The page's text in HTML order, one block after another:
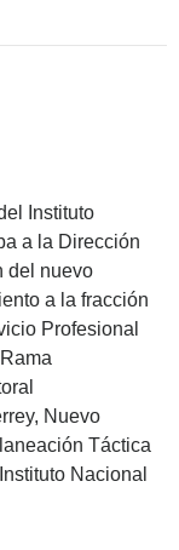
Instituto
a la Dirección
del nuevo
a la fracción
Profesional
Nuevo
Táctica
Nacional